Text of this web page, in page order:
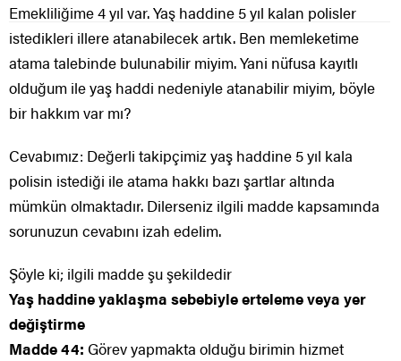
Emekliliğime 4 yıl var. Yaş haddine 5 yıl kalan polisler
istedikleri illere atanabilecek artık. Ben memleketime
atama talebinde bulunabilir miyim. Yani nüfusa kayıtlı
olduğum ile yaş haddi nedeniyle atanabilir miyim, böyle
bir hakkım var mı?
Cevabımız: Değerli takipçimiz yaş haddine 5 yıl kala
polisin istediği ile atama hakkı bazı şartlar altında
mümkün olmaktadır. Dilerseniz ilgili madde kapsamında
sorunuzun cevabını izah edelim.
Şöyle ki; ilgili madde şu şekildedir
Yaş haddine yaklaşma sebebiyle erteleme veya yer
değiştirme
Madde 44: Görev yapmakta olduğu birimin hizmet